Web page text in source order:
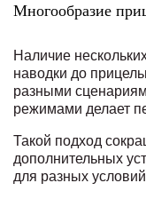
Многообразие
Наличие
наводки до
разными
режимами делает
Такой подход
дополнительных
для разных